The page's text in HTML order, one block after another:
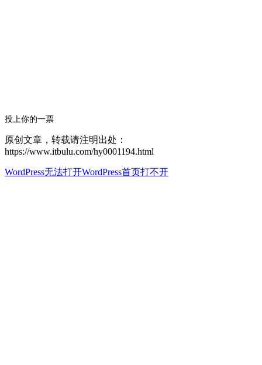
投上你的一票
原创文章，转载请注明出处：
https://www.itbulu.com/hy0001194.html
WordPress无法打开WordPress首页打不开